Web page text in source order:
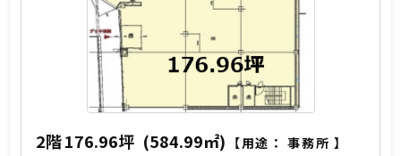
2階176.96坪 (584.99㎡) 【用途：事務所 】